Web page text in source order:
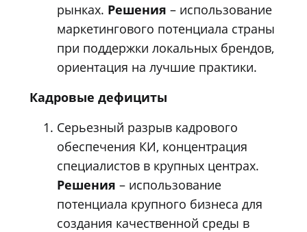
рынках. Решения – использование
маркетингового потенциала страны
при поддержки локальных брендов,
ориентация на лучшие практики.
Кадровые дефициты
Серьезный разрыв кадрового
обеспечения КИ, концентрация
специалистов в крупных центрах.
Решения – использование
потенциала крупного бизнеса для
создания качественной среды в